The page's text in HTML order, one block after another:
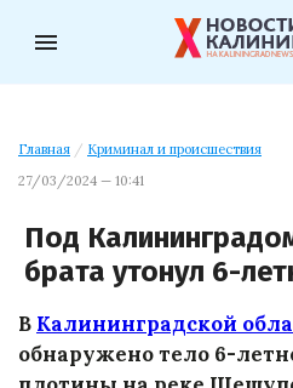
menu
Главная / Криминал и происшествия
27/03/2024 — 10:41
Под
брата утонул 6-
В Калининградской
обнаружено тело 6-